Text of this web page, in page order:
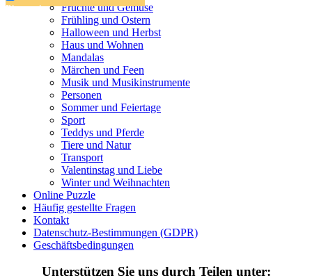
Dinosaurier
Früchte und Gemüse
Frühling und Ostern
Halloween und Herbst
Haus und Wohnen
Märchen und Feen
Musik und Musikinstrumente
Personen
Sommer und Feiertage
Sport
Früchte und Gemüse
Frühling und Ostern
Halloween und Herbst
Haus und Wohnen
Mandalas
Märchen und Feen
Musik und Musikinstrumente
Personen
Sommer und Feiertage
Sport
Teddys und Pferde
Tiere und Natur
Transport
Valentinstag und Liebe
Winter und Weihnachten
Online Puzzle
Häufig gestellte Fragen
Kontakt
Datenschutz-Bestimmungen (GDPR)
Geschäftsbedingungen
Unterstützen Sie uns durch Teilen unter: